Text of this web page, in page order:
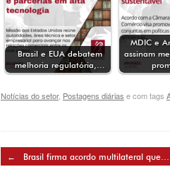
Brasil e EUA debatem
melhoria regulatória,…
MDIC e
assinam
Notícias do setor, Postagens diárias e com tags
Post navigation
← Brasil firma acordo multilateral que…